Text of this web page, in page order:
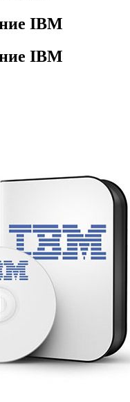
IBM
IBM